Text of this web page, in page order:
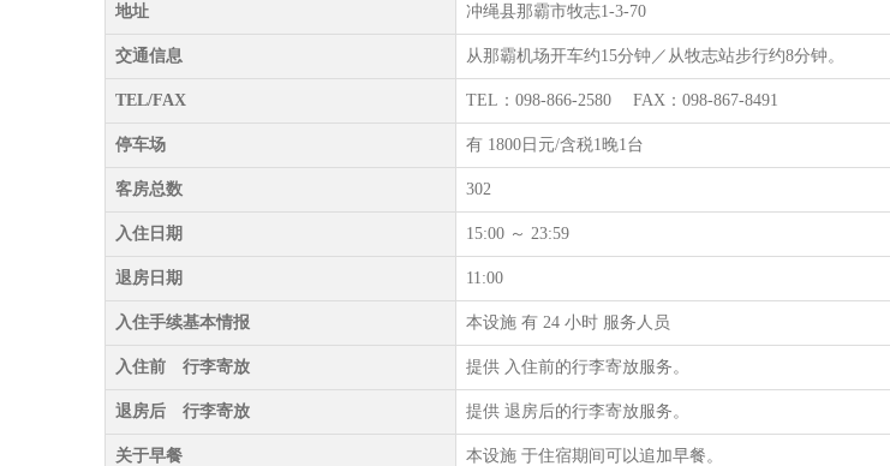
地址 冲绳县那霸市牧志1-3-70
交通信息 从那霸机场开车约15分钟／从牧志站步行约8分钟。
TEL/FAX TEL：098-866-2580 FAX：098-867-8491
停车场 有 1800日元/含税1晚1台
客房总数 302
入住日期 15:00 ～ 23:59
退房日期 11:00
入住手续基本情报 本设施 有 24 小时 服务人员
入住前 行李寄放 提供 入住前的行李寄放服务。
退房后 行李寄放 提供 退房后的行李寄放服务。
关于早餐
本设施 于住宿期间可以追加早餐。